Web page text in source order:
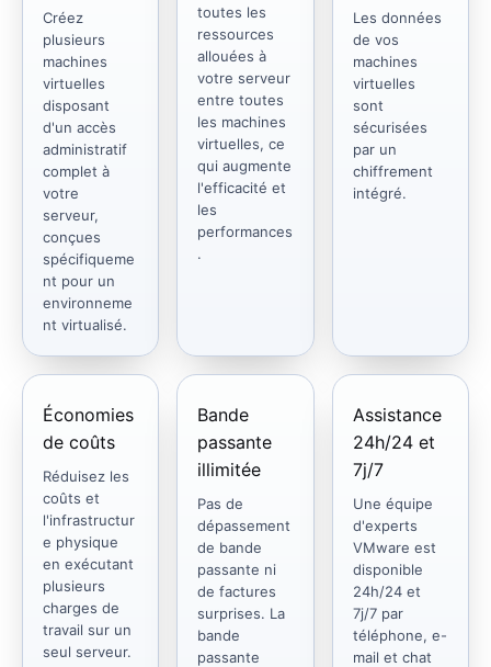
Créez
plusieurs
machines
virtuelles
disposant
d'un accès
administratif
complet à
votre
serveur,
conçues
spécifiqueme
nt pour un
environneme
nt virtualisé.
toutes les
ressources
allouées à
votre serveur
entre toutes
les machines
virtuelles, ce
qui augmente
l'efficacité et
les
performances
.
Les données
de vos
machines
virtuelles
sont
sécurisées
par un
chiffrement
intégré.
Économies
de coûts
Réduisez les
coûts et
l'infrastructur
e physique
en exécutant
plusieurs
charges de
travail sur un
seul serveur.
Bande
passante
illimitée
Pas de
dépassement
de bande
passante ni
de factures
surprises. La
bande
passante
Assistance
24h/24 et
7j/7
Une équipe
d'experts
VMware est
disponible
24h/24 et
7j/7 par
téléphone, e-
mail et chat